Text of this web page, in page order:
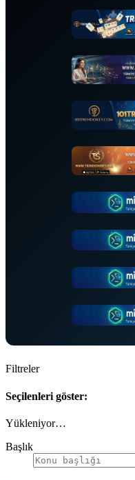
Filtreler
Seçilenleri göster:
Yükleniyor…
Başlık